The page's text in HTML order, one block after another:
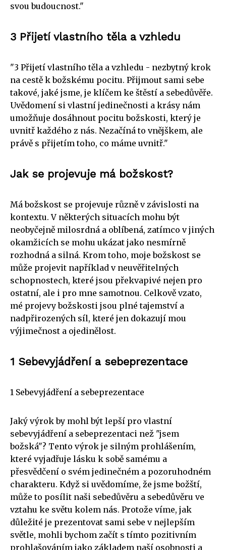
svou budoucnost."
3 Přijetí vlastního těla a vzhledu
"3 Přijetí vlastního těla a vzhledu - nezbytný krok
na cestě k božskému pocitu. Přijmout sami sebe
takové, jaké jsme, je klíčem ke štěstí a sebedůvěře.
Uvědomení si vlastní jedinečnosti a krásy nám
umožňuje dosáhnout pocitu božskosti, který je
uvnitř každého z nás. Nezačíná to vnějškem, ale
právě s přijetím toho, co máme uvnitř."
Jak se projevuje má božskost?
Má božskost se projevuje různě v závislosti na
kontextu. V některých situacích mohu být
neobyčejně milosrdná a oblíbená, zatímco v jiných
okamžicích se mohu ukázat jako nesmírně
rozhodná a silná. Krom toho, moje božskost se
může projevit například v neuvěřitelných
schopnostech, které jsou překvapivé nejen pro
ostatní, ale i pro mne samotnou. Celkově vzato,
mé projevy božskosti jsou plné tajemství a
nadpřirozených síl, které jen dokazují mou
výjimečnost a ojedinělost.
1 Sebevyjádření a sebeprezentace
1 Sebevyjádření a sebeprezentace
Jaký výrok by mohl být lepší pro vlastní
sebevyjádření a sebeprezentaci než "jsem
božská"? Tento výrok je silným prohlášením,
které vyjadřuje lásku k sobě samému a
přesvědčení o svém jedinečném a pozoruhodném
charakteru. Když si uvědomíme, že jsme božští,
může to posílit naši sebedůvěru a sebedůvěru ve
vztahu ke světu kolem nás. Protože víme, jak
důležité je prezentovat sami sebe v nejlepším
světle, mohli bychom začít s tímto pozitivním
prohlašováním jako základem naší osobnosti a